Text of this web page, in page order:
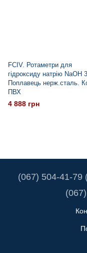
FCIV. Ротаметри для
гідроксиду натрію NaOH
Поплавець нерж.сталь.
ПВХ
4 888 грн
(067) 504-41-79